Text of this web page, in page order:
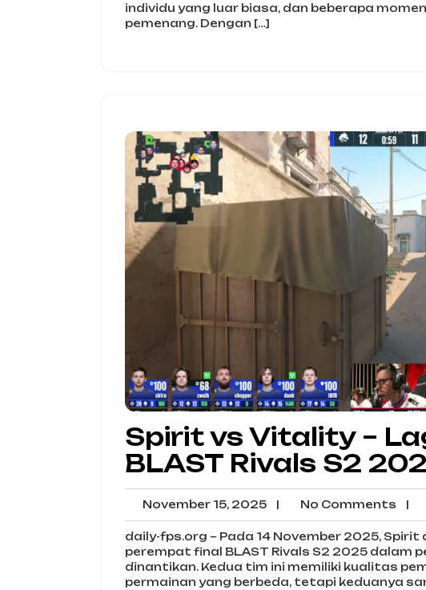
individu yang luar biasa, dan beberapa
pemenang. Dengan […]
Spirit vs Vitality –
BLAST Rivals S2
November 15, 2025November
15,
2025
| No CommentsNo|
daily-fps.org – Pada 14 November 2025,
perempat final BLAST Rivals S2 2025 dalam
dinantikan. Kedua tim ini memiliki kualitas
permainan yang berbeda, tetapi keduanya